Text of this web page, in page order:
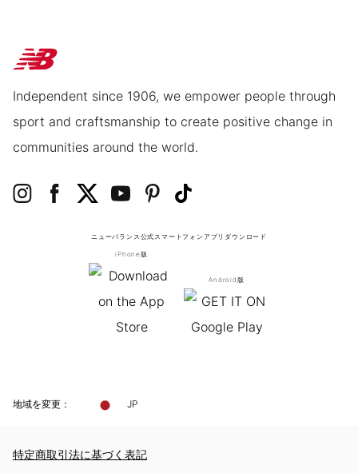
Independent since 1906, we empower people through
sport and craftsmanship to create positive change in
communities around the world.
ニューバランス公式スマートフォンアプリ ダウンロード
iPhone版
Android版
地域を変更： JP
特定商取引法に基づく表記